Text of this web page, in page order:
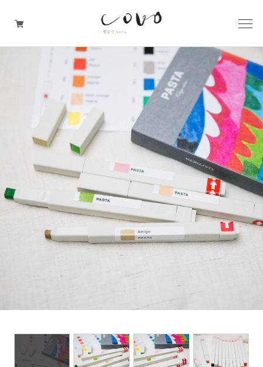
台所の道具
机周りの道具
TRAVELER'S notebook
covo design
その他の暮らしの道具
ガレージセール